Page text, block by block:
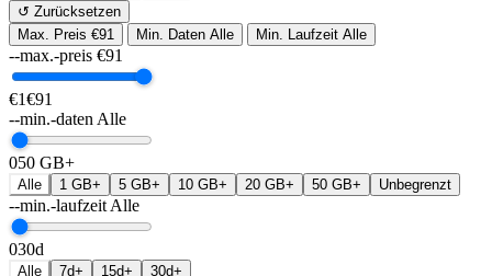
↺ Zurücksetzen
Max. Preis €91 Min. Daten Alle Min. Laufzeit Alle
--max.-preis €91
€1€91
--min.-daten Alle
050 GB+
Alle 1 GB+ 5 GB+ 10 GB+ 20 GB+ 50 GB+ Unbegrenzt
--min.-laufzeit Alle
030d
Alle 7d+ 15d+ 30d+